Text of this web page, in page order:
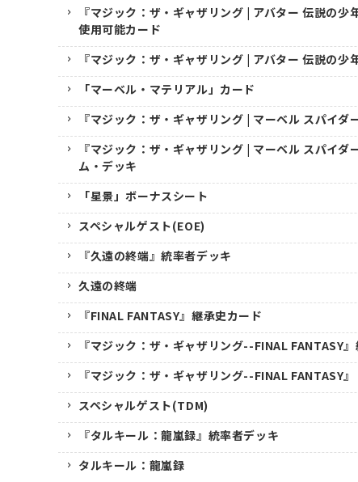
『マジック：ザ・ギャザリング | アバター 伝説の少
使用可能カード
『マジック：ザ・ギャザリング | アバター 伝説の少
「マーベル・マテリアル」カード
『マジック：ザ・ギャザリング | マーベル スパイダ
『マジック：ザ・ギャザリング | マーベル スパイダ
ム・デッキ
「星景」ボーナスシート
スペシャルゲスト(EOE)
『久遠の終端』統率者デッキ
久遠の終端
『FINAL FANTASY』継承史カード
『マジック：ザ・ギャザリング--FINAL FANTASY
『マジック：ザ・ギャザリング--FINAL FANTASY』
スペシャルゲスト(TDM)
『タルキール：龍嵐録』統率者デッキ
タルキール：龍嵐録